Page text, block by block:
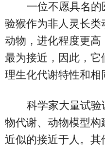
一位不愿具名
验猴作为非人灵长
动物，进化程度更
最为接近，因此，它
理生化代谢特性和相
科学家大量试
物代谢、动物模型构
近似的接近于人。